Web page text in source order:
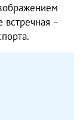
встречная –